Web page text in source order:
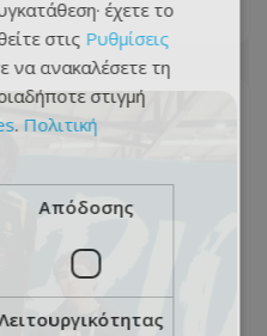
έχετε το
στις Ρυθμίσεις
να ανακαλέσετε τη
στιγμή
. Πολιτική
Απόδοσης